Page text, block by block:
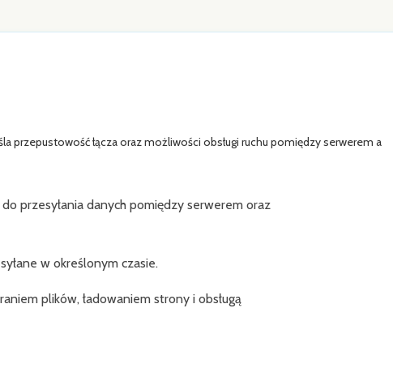
przepustowość łącza oraz możliwości obsługi ruchu pomiędzy serwerem a
przesyłania danych pomiędzy serwerem oraz
w określonym czasie.
plików, ładowaniem strony i obsługą